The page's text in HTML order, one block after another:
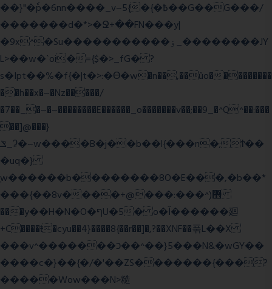
��}"�ٗp�6nn����_v~5{�{�߿��G��G���/
�������d�*>�Ջ+��FN���y|
�9x^�Su�����������ۏ_��������JY
L>��w�ˋoi�={$�>_fG� ?
s�Ipt��%�f{�|t�>:�ϴ�w�n��,��ûo���������
��h��x�~�Nz�����/
�7��_�~�~��������E������_o�������v��;��9_�^Q^��:���
��]@���}
ݏ_ʡ�~w����B�j��b��l{���n�;Ϯ��
�uq�}
ֲw������b��������8O�E���,�b��*
���{��8v����+@���:���^)޾
���y��H�N�O�ףU�5� o�Ȉ������廻
+C����ŧ�cyu��4}����8{��r��]�,?��XNF��푺L��X
���v^�������כ��^��}5���N&�wGY��
����c�}��{�/�'��ZS�������{���?
�����Wow���N>糙